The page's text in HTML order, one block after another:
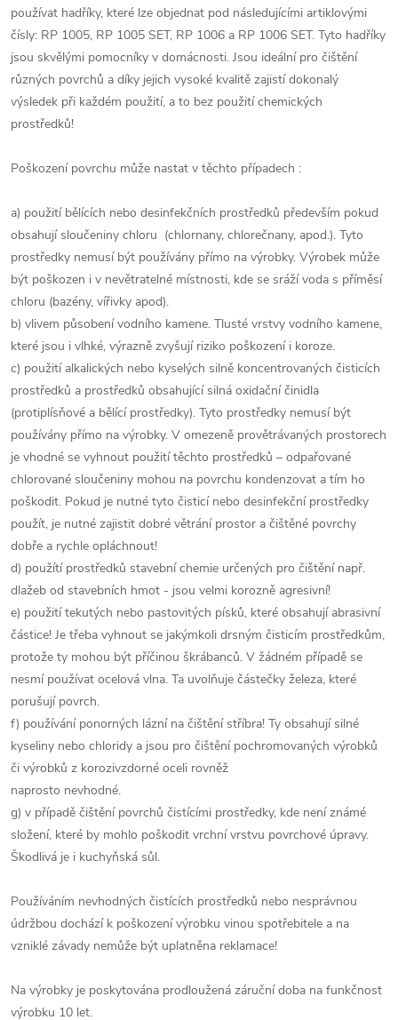
používat hadříky, které lze objednat pod následujícími artiklovými
čísly: RP 1005, RP 1005 SET, RP 1006 a RP 1006 SET. Tyto hadříky
jsou skvělými pomocníky v domácnosti. Jsou ideální pro čištění
různých povrchů a díky jejich vysoké kvalitě zajistí dokonalý
výsledek při každém použití, a to bez použití chemických
prostředků!
Poškození povrchu může nastat v těchto případech :
a) použití bělících nebo desinfekčních prostředků především pokud
obsahují sloučeniny chloru (chlornany, chlorečnany, apod.). Tyto
prostředky nemusí být používány přímo na výrobky. Výrobek může
být poškozen i v nevětratelné místnosti, kde se sráží voda s příměsí
chloru (bazény, vířivky apod).
b) vlivem působení vodního kamene. Tlusté vrstvy vodního kamene,
které jsou i vlhké, výrazně zvyšují riziko poškození i koroze.
c) použití alkalických nebo kyselých silně koncentrovaných čisticích
prostředků a prostředků obsahující silná oxidační činidla
(protiplísňové a bělící prostředky). Tyto prostředky nemusí být
používány přímo na výrobky. V omezeně provětrávaných prostorech
je vhodné se vyhnout použití těchto prostředků – odpařované
chlorované sloučeniny mohou na povrchu kondenzovat a tím ho
poškodit. Pokud je nutné tyto čisticí nebo desinfekční prostředky
použít, je nutné zajistit dobré větrání prostor a čištěné povrchy
dobře a rychle opláchnout!
d) použítí prostředků stavební chemie určených pro čištění např.
dlažeb od stavebních hmot - jsou velmi korozně agresivní!
e) použití tekutých nebo pastovitých písků, které obsahují abrasivní
částice! Je třeba vyhnout se jakýmkoli drsným čisticím prostředkům,
protože ty mohou být příčinou škrábanců. V žádném případě se
nesmí používat ocelová vlna. Ta uvolňuje částečky železa, které
porušují povrch.
f) používání ponorných lázní na čištění stříbra! Ty obsahují silné
kyseliny nebo chloridy a jsou pro čištění pochromovaných výrobků
či výrobků z korozivzdorné oceli rovněž
naprosto nevhodné.
g) v případě čištění povrchů čistícími prostředky, kde není známé
složení, které by mohlo poškodit vrchní vrstvu povrchové úpravy.
Škodlivá je i kuchyňská sůl.
Používáním nevhodných čistících prostředků nebo nesprávnou
údržbou dochází k poškození výrobku vinou spotřebitele a na
vzniklé závady nemůže být uplatněna reklamace!
Na výrobky je poskytována prodloužená záruční doba na funkčnost
výrobku 10 let.